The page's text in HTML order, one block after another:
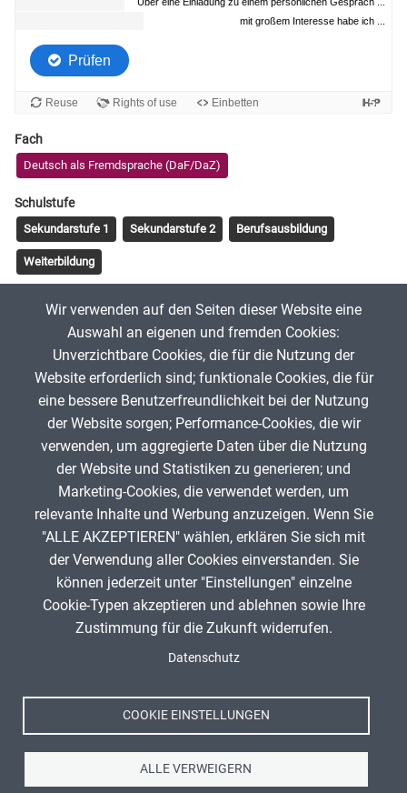
Fach
Deutsch als Fremdsprache (DaF/DaZ)
Schulstufe
Sekundarstufe 1 Sekundarstufe 2 Berufsausbildung
Weiterbildung
B2 Bewerbung Bewerbungsschreiben Aufbau
14. Mai 2026
App melden
ANZEIGE
Spenden
Impressum
Wir verwenden auf den Seiten dieser Website eine
Auswahl an eigenen und fremden Cookies:
Unverzichtbare Cookies, die für die Nutzung der
Website erforderlich sind; funktionale Cookies, die für
eine bessere Benutzerfreundlichkeit bei der Nutzung
der Website sorgen; Performance-Cookies, die wir
verwenden, um aggregierte Daten über die Nutzung
der Website und Statistiken zu generieren; und
Marketing-Cookies, die verwendet werden, um
relevante Inhalte und Werbung anzuzeigen. Wenn Sie
"ALLE AKZEPTIEREN" wählen, erklären Sie sich mit
der Verwendung aller Cookies einverstanden. Sie
können jederzeit unter "Einstellungen" einzelne
Cookie-Typen akzeptieren und ablehnen sowie Ihre
Zustimmung für die Zukunft widerrufen.
Datenschutz
COOKIE EINSTELLUNGEN
ALLE VERWEIGERN